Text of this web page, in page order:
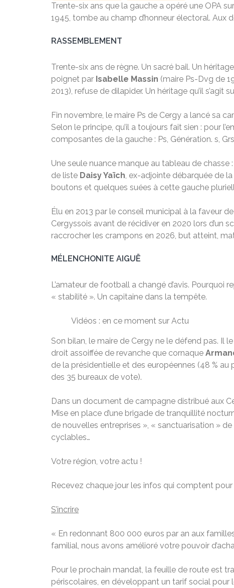
Trente-six ans que la gauche a opéré une OPA sur
1945, tombe au champ d’honneur électoral. Aux
RASSEMBLEMENT
Trente-six ans de règne. Un sacré bail. Un
poignet par Isabelle Massin (maire Ps-Dvg de
2013), refuse de dilapider. Un héritage qu’il
Fin novembre, le maire Ps de Cergy a lancé sa
Selon le principe, qu’il a toujours fait sien : pour
composantes de la gauche : Ps, Génération. s,
Une seule nuance manque au tableau de chasse
de liste Daisy Yaïch , ex-adjointe débarquée de
boutons et quelques suées à cette gauche
Élu en 2013 par le conseil municipal à la faveur
Cergyssois avant de récidiver en 2020 lors d’un
raccrocher les crampons en 2026, but atteint,
MÉLENCHONITE AIGUË
L’amateur de football a changé d’avis.
« stabilité ». Un capitaine dans la tempête.
Vidéos : en ce moment sur Actu
Son bilan, le maire de Cergy ne le défend pas. Il
droit assoiffée de revanche que cornaque
de la présidentielle et des européennes (48 %
des 35 bureaux de vote).
Dans un document de campagne distribué aux
Mise en place d’une brigade de tranquillité
de nouvelles entreprises », « sanctuarisation »
cyclables…
Votre région, votre actu !
Recevez chaque jour les infos qui comptent pour
S’incrire
« En redonnant 800 000 euros par an aux
familial, nous avons amélioré votre pouvoir
Pour le prochain mandat, la feuille de route est
périscolaires, en développant un tarif social